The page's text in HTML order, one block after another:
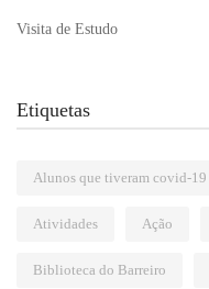
Visita de Estudo
Etiquetas
Alunos que tiveram covid-19
Atividades Ação
Biblioteca do Barreiro